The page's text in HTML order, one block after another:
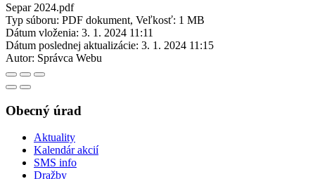
Separ 2024.pdf
Typ súboru: PDF dokument, Veľkosť: 1 MB
Dátum vloženia: 3. 1. 2024 11:11
Dátum poslednej aktualizácie: 3. 1. 2024 11:15
Autor: Správca Webu
Obecný úrad
Aktuality
Kalendár akcií
SMS info
Dražby